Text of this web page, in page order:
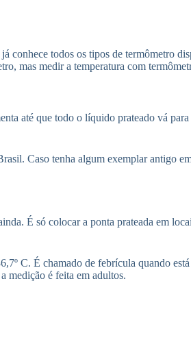
conhece todos os tipos de termômetro
mas medir a temperatura com
até que todo o líquido prateado vá
Caso tenha algum exemplar antigo
É só colocar a ponta prateada em
C. É chamado de febrícula quando
medição é feita em adultos.